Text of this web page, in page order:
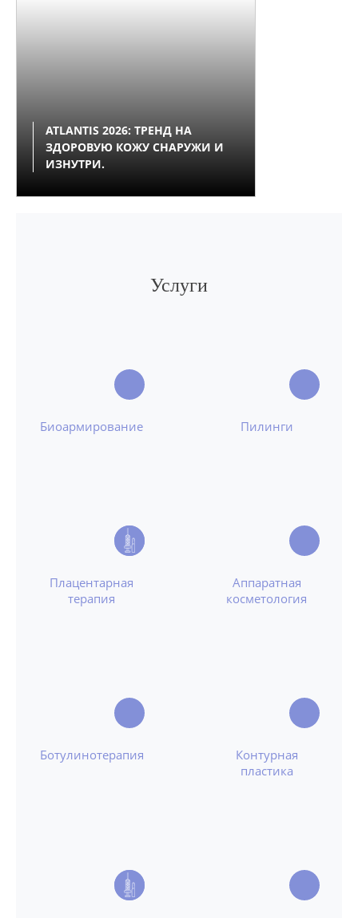
ATLANTIS 2026: ТРЕНД НА
ЗДОРОВУЮ КОЖУ СНАРУЖИ И
ИЗНУТРИ.
Услуги
Биоармирование Пилинги
Плацентарная
терапия
Аппаратная
косметология
Ботулинотерапия
Контурная
пластика